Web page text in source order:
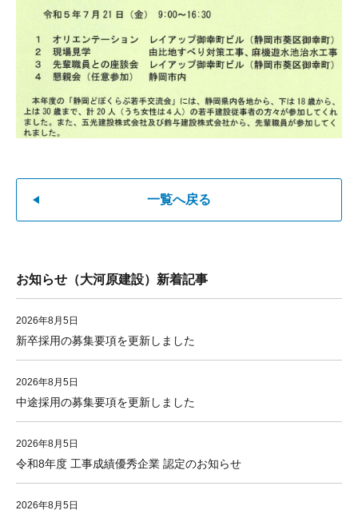
一覧へ戻る
お知らせ（大河原建設）新着記事
2026年8月5日
新卒採用の募集要項を更新しました
2026年8月5日
中途採用の募集要項を更新しました
2026年8月5日
令和8年度 工事成績優秀企業 認定のお知らせ
2026年8月5日